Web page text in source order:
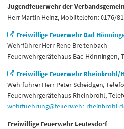
Jugendfeuerwehr der
Herr Martin Heinz, Mobiltelefon: 0176/
Freiwillige Feuerwehr Bad
Wehrführer Herr Rene Breitenbach
Feuerwehrgerätehaus Bad Hönningen,
Freiwillige Feuerwehr Rheinbrohl/
Wehrführer Herr Peter Scheidgen,
Feuerwehrgerätehaus Rheinbrohl,
wehrfuehrung@feuerwehr-
Freiwillige Feuerwehr Leutesdorf